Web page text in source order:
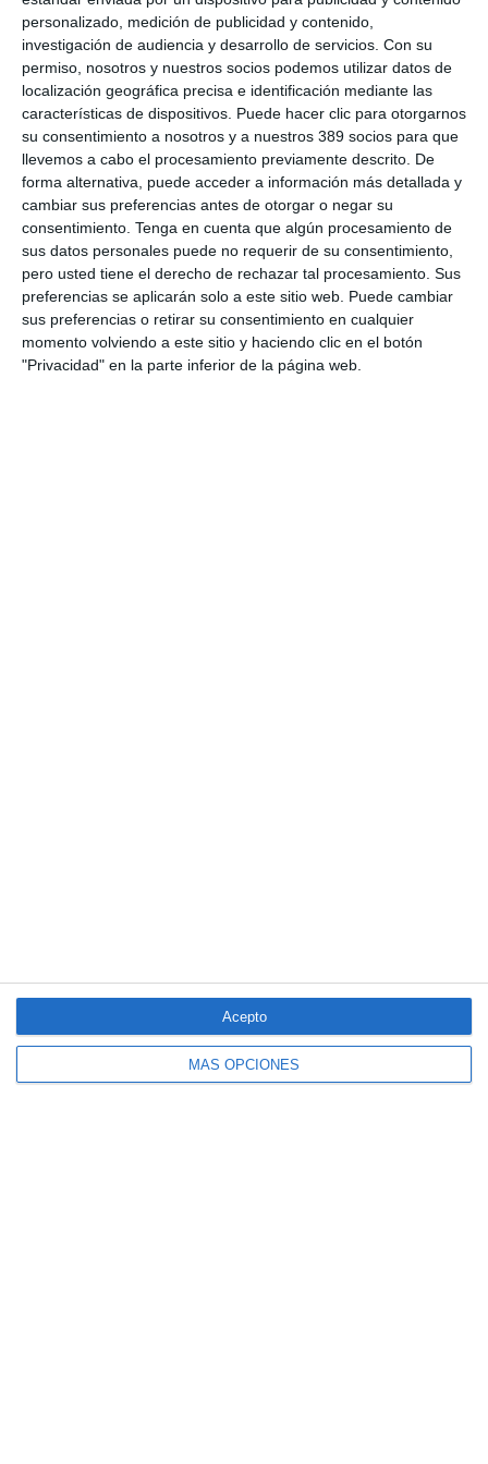
personalizado, medición de publicidad y contenido,
investigación de audiencia y desarrollo de servicios. Con su
permiso, nosotros y nuestros socios podemos utilizar datos de
localización geográfica precisa e identificación mediante las
características de dispositivos. Puede hacer clic para otorgarnos
su consentimiento a nosotros y a nuestros 389 socios para que
llevemos a cabo el procesamiento previamente descrito. De
forma alternativa, puede acceder a información más detallada y
cambiar sus preferencias antes de otorgar o negar su
consentimiento. Tenga en cuenta que algún procesamiento de
sus datos personales puede no requerir de su consentimiento,
pero usted tiene el derecho de rechazar tal procesamiento. Sus
preferencias se aplicarán solo a este sitio web. Puede cambiar
sus preferencias o retirar su consentimiento en cualquier
momento volviendo a este sitio y haciendo clic en el botón
"Privacidad" en la parte inferior de la página web.
MÁS OPCIONES
Acepto
broker en las instalaciones de laFundación Prodis. En todos
estos actos estuvo acompañado por el presidente y CEO en
España y Portugal,Eduardo Dávila.
LO ÚLTIMO
Reale asegura la 72ª edición del Festival Internacional de Teatro
Clásico de Mérida
Aún quedan reglamentos pendientes para completar la Ley
5/2025 del seguro obligatorio
Swiss Re aumenta su beneficio neto un 9% hasta los 2.800
millones de dólares en el primer semestre
Avanza: "El seguro continúa canalizando el ahorro de las
familias"
La movilidad internacional plantea nuevos retos para el seguro
especiales ante los últimos incendios
forestales